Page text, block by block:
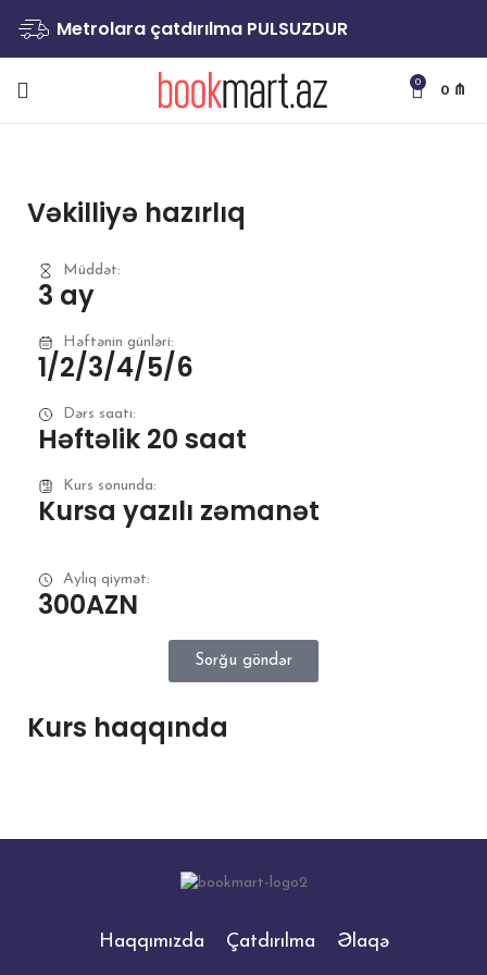
Metrolara çatdırılma PULSUZDUR
0
0 ₼
Vəkilliyə hazırlıq
Müddət:
3 ay
Həftənin günləri:
1/2/3/4/5/6
Dərs saatı:
Həftəlik 20 saat
Kurs sonunda:
Kursa yazılı zəmanət
Aylıq qiymət:
300AZN
Sorğu göndər
Kurs haqqında
Haqqımızda Çatdırılma Əlaqə